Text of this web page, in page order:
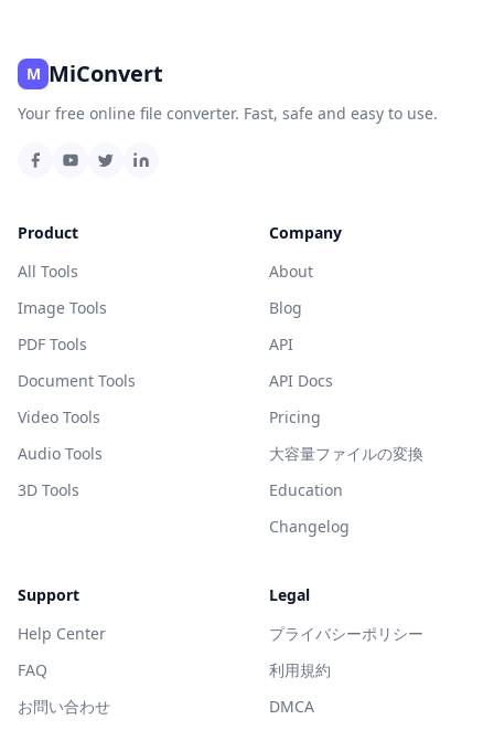
M MiConvert
Your free online file converter. Fast, safe and easy to use.
Product
All Tools
Image Tools
PDF Tools
Document Tools
Video Tools
Audio Tools
3D Tools
Company
About
Blog
API
API Docs
Pricing
大容量ファイルの変換
Education
Changelog
Support
Help Center
FAQ
お問い合わせ
Legal
プライバシーポリシー
利用規約
DMCA